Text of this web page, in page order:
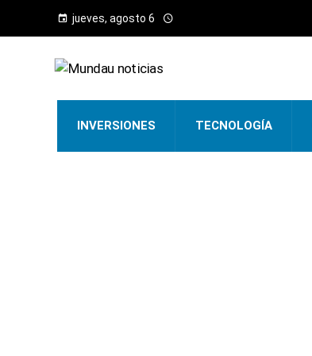
jueves, agosto 6
INVERSIONES TECNOLOGÍA